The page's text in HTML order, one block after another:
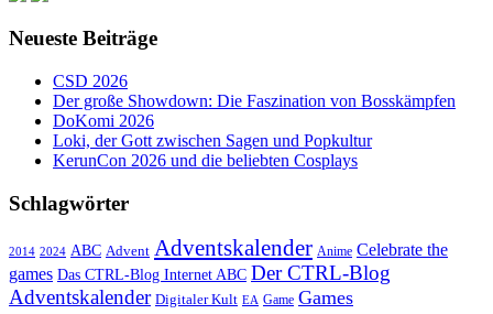
Neueste Beiträge
CSD 2026
Der große Showdown: Die Faszination von Bosskämpfen
DoKomi 2026
Loki, der Gott zwischen Sagen und Popkultur
KerunCon 2026 und die beliebten Cosplays
Schlagwörter
2014 2024 ABC Advent Adventskalender Anime Celebrate the
games Das CTRL-Blog Internet ABC Der CTRL-Blog
Adventskalender Digitaler Kult EA Game Games